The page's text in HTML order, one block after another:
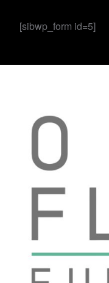
[sibwp_form id=5]